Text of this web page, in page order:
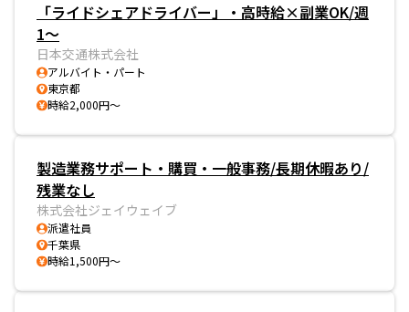
「ライドシェアドライバー」・高時給×副業OK/週
1〜
日本交通株式会社
アルバイト・パート
東京都
時給2,000円～
製造業務サポート・購買・一般事務/長期休暇あり/
残業なし
株式会社ジェイウェイブ
派遣社員
千葉県
時給1,500円～